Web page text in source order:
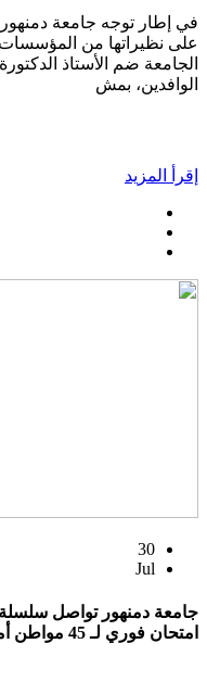
في إطار توجه جامعة دمنهور
على نظيراتها من المؤسسات
الجامعة ضم الأستاذ
الوافدين، بمش
إقرأ المزيد
30
Jul
جامعة دمنهور تواصل سلسلة
امتحان فوري لـ 45 مواطن أمي بمركز الأبعادية ب